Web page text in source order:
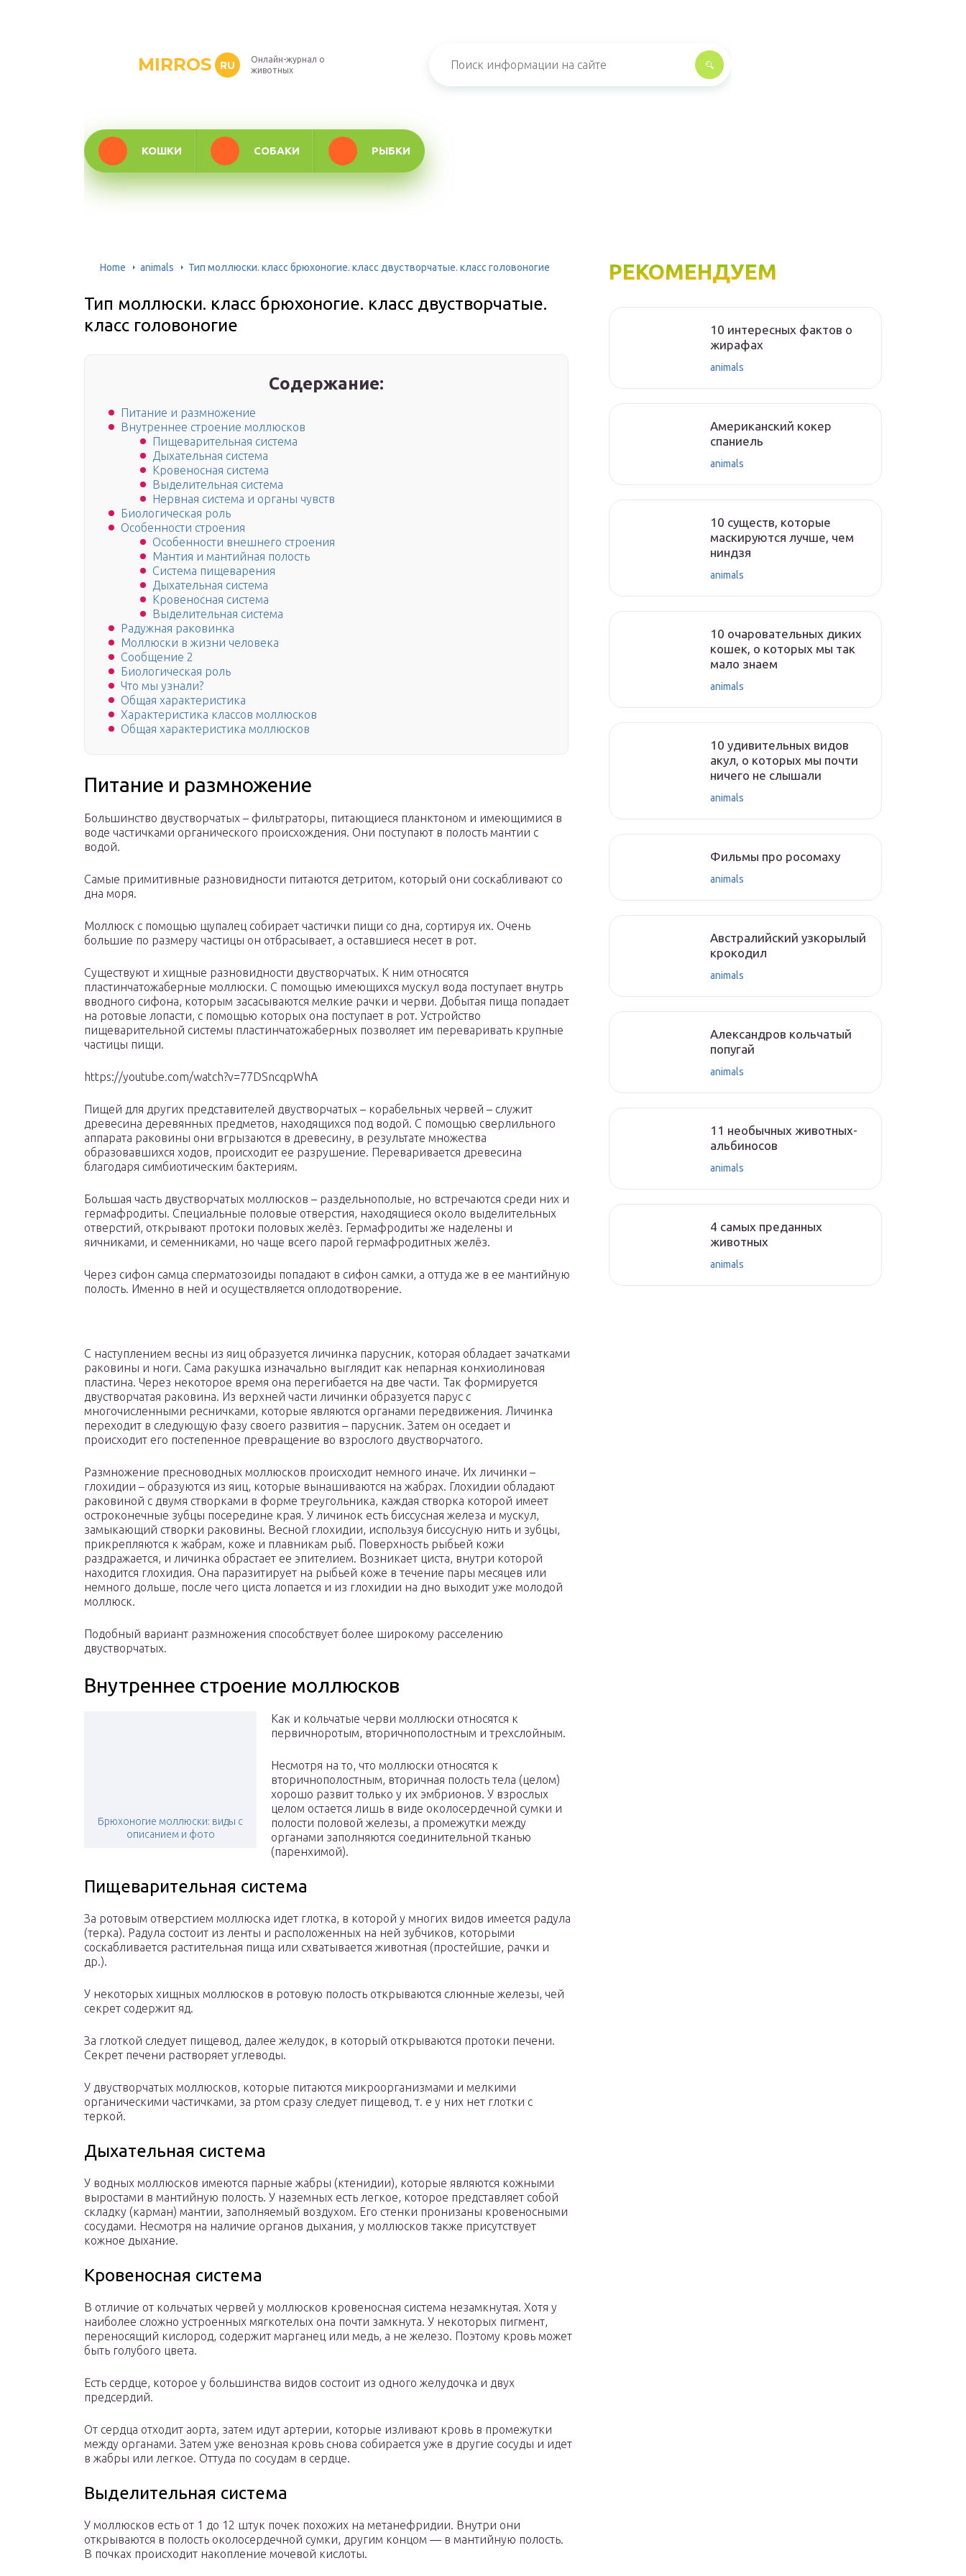
MIRROS RU
Онлайн-журнал о
животных
КОШКИ СОБАКИ РЫБКИ
Home animals Тип моллюски. класс брюхоногие. класс двустворчатые. класс головоногие
Тип моллюски. класс брюхоногие. класс двустворчатые.
класс головоногие
Содержание:
Питание и размножение
Внутреннее строение моллюсков
Пищеварительная система
Дыхательная система
Кровеносная система
Выделительная система
Нервная система и органы чувств
Биологическая роль
Особенности строения
Особенности внешнего строения
Мантия и мантийная полость
Система пищеварения
Дыхательная система
Кровеносная система
Выделительная система
Радужная раковинка
Моллюски в жизни человека
Сообщение 2
Биологическая роль
Что мы узнали?
Общая характеристика
Характеристика классов моллюсков
Общая характеристика моллюсков
Питание и размножение
Большинство двустворчатых – фильтраторы, питающиеся планктоном и имеющимися в
воде частичками органического происхождения. Они поступают в полость мантии с
водой.
Самые примитивные разновидности питаются детритом, который они соскабливают со
дна моря.
Моллюск с помощью щупалец собирает частички пищи со дна, сортируя их. Очень
большие по размеру частицы он отбрасывает, а оставшиеся несет в рот.
Существуют и хищные разновидности двустворчатых. К ним относятся
пластинчатожаберные моллюски. С помощью имеющихся мускул вода поступает внутрь
вводного сифона, которым засасываются мелкие рачки и черви. Добытая пища попадает
на ротовые лопасти, с помощью которых она поступает в рот. Устройство
пищеварительной системы пластинчатожаберных позволяет им переваривать крупные
частицы пищи.
https://youtube.com/watch?v=77DSncqpWhA
Пищей для других представителей двустворчатых – корабельных червей – служит
древесина деревянных предметов, находящихся под водой. С помощью сверлильного
аппарата раковины они вгрызаются в древесину, в результате множества
образовавшихся ходов, происходит ее разрушение. Переваривается древесина
благодаря симбиотическим бактериям.
Большая часть двустворчатых моллюсков – раздельнополые, но встречаются среди них и
гермафродиты. Специальные половые отверстия, находящиеся около выделительных
отверстий, открывают протоки половых желёз. Гермафродиты же наделены и
яичниками, и семенниками, но чаще всего парой гермафродитных желёз.
Через сифон самца сперматозоиды попадают в сифон самки, а оттуда же в ее мантийную
полость. Именно в ней и осуществляется оплодотворение.
С наступлением весны из яиц образуется личинка парусник, которая обладает зачатками
раковины и ноги. Сама ракушка изначально выглядит как непарная конхиолиновая
пластина. Через некоторое время она перегибается на две части. Так формируется
двустворчатая раковина. Из верхней части личинки образуется парус с
многочисленными ресничками, которые являются органами передвижения. Личинка
переходит в следующую фазу своего развития – парусник. Затем он оседает и
происходит его постепенное превращение во взрослого двустворчатого.
Размножение пресноводных моллюсков происходит немного иначе. Их личинки –
глохидии – образуются из яиц, которые вынашиваются на жабрах. Глохидии обладают
раковиной с двумя створками в форме треугольника, каждая створка которой имеет
остроконечные зубцы посередине края. У личинок есть биссусная железа и мускул,
замыкающий створки раковины. Весной глохидии, используя биссусную нить и зубцы,
прикрепляются к жабрам, коже и плавникам рыб. Поверхность рыбьей кожи
раздражается, и личинка обрастает ее эпителием. Возникает циста, внутри которой
находится глохидия. Она паразитирует на рыбьей коже в течение пары месяцев или
немного дольше, после чего циста лопается и из глохидии на дно выходит уже молодой
моллюск.
Подобный вариант размножения способствует более широкому расселению
двустворчатых.
Внутреннее строение моллюсков
Брюхоногие моллюски: виды с
описанием и фото
Как и кольчатые черви моллюски относятся к
первичноротым, вторичнополостным и трехслойным.
Несмотря на то, что моллюски относятся к
вторичнополостным, вторичная полость тела (целом)
хорошо развит только у их эмбрионов. У взрослых
целом остается лишь в виде околосердечной сумки и
полости половой железы, а промежутки между
органами заполняются соединительной тканью
(паренхимой).
Пищеварительная система
За ротовым отверстием моллюска идет глотка, в которой у многих видов имеется радула
(терка). Радула состоит из ленты и расположенных на ней зубчиков, которыми
соскабливается растительная пища или схватывается животная (простейшие, рачки и
др.).
У некоторых хищных моллюсков в ротовую полость открываются слюнные железы, чей
секрет содержит яд.
За глоткой следует пищевод, далее желудок, в который открываются протоки печени.
Секрет печени растворяет углеводы.
У двустворчатых моллюсков, которые питаются микроорганизмами и мелкими
органическими частичками, за ртом сразу следует пищевод, т. е у них нет глотки с
теркой.
Дыхательная система
У водных моллюсков имеются парные жабры (ктенидии), которые являются кожными
выростами в мантийную полость. У наземных есть легкое, которое представляет собой
складку (карман) мантии, заполняемый воздухом. Его стенки пронизаны кровеносными
сосудами. Несмотря на наличие органов дыхания, у моллюсков также присутствует
кожное дыхание.
Кровеносная система
В отличие от кольчатых червей у моллюсков кровеносная система незамкнутая. Хотя у
наиболее сложно устроенных мягкотелых она почти замкнута. У некоторых пигмент,
переносящий кислород, содержит марганец или медь, а не железо. Поэтому кровь может
быть голубого цвета.
Есть сердце, которое у большинства видов состоит из одного желудочка и двух
предсердий.
От сердца отходит аорта, затем идут артерии, которые изливают кровь в промежутки
между органами. Затем уже венозная кровь снова собирается уже в другие сосуды и идет
в жабры или легкое. Оттуда по сосудам в сердце.
Выделительная система
У моллюсков есть от 1 до 12 штук почек похожих на метанефридии. Внутри они
открываются в полость околосердечной сумки, другим концом — в мантийную полость.
В почках происходит накопление мочевой кислоты.
РЕКОМЕНДУЕМ
10 интересных фактов о
жирафах
animals
Американский кокер
спаниель
animals
10 существ, которые
маскируются лучше, чем
ниндзя
animals
10 очаровательных диких
кошек, о которых мы так
мало знаем
animals
10 удивительных видов
акул, о которых мы почти
ничего не слышали
animals
Фильмы про росомаху
animals
Австралийский узкорылый
крокодил
animals
Александров кольчатый
попугай
animals
11 необычных животных-
альбиносов
animals
4 самых преданных
животных
animals